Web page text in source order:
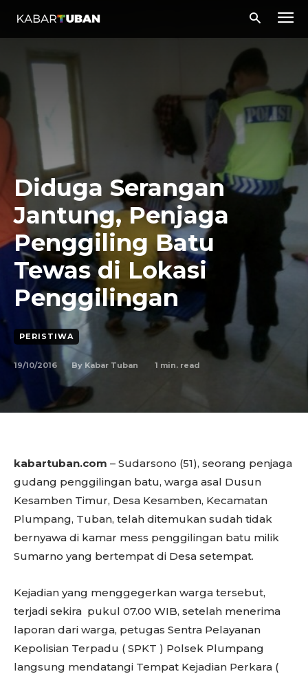
Diduga Serangan
Jantung, Penjaga
Penggiling Batu
Tewas di Lokasi
Penggilingan
PERISTIWA
19/10/2016 By Kabar Tuban 1 min. read
kabartuban.com – Sudarsono (51), seorang penjaga
gudang penggilingan batu, warga asal Dusun
Kesamben Timur, Desa Kesamben, Kecamatan
Plumpang, Tuban, telah ditemukan sudah tidak
bernyawa di kamar mess penggilingan batu milik
Sumarno yang bertempat di Desa setempat.
Kejadian yang menggegerkan warga tersebut,
terjadi sekira pukul 07.00 WIB, setelah menerima
laporan dari warga, petugas Sentra Pelayanan
Kepolisian Terpadu ( SPKT ) Polsek Plumpang
langsung mendatangi Tempat Kejadian Perkara (